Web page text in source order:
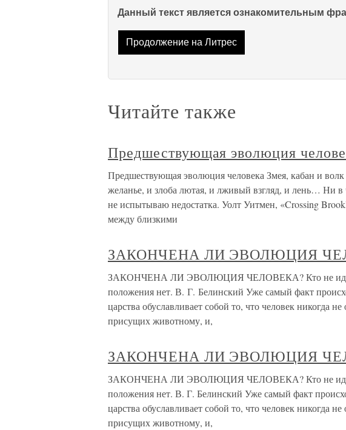
Данный текст является ознакомительным
Продолжение на Литрес
Читайте также
Предшествующая эволюция
Предшествующая эволюция человека Змея, кабан и
желанье, и злоба лютая, и лживый взгляд, и лень… Ни в
не испытываю недостатка. Уолт Уитмен, «Crossing
между близкими
ЗАКОНЧЕНА ЛИ ЭВОЛЮЦИЯ
ЗАКОНЧЕНА ЛИ ЭВОЛЮЦИЯ ЧЕЛОВЕКА? Кто не идет
положения нет. В. Г. Белинский Уже самый факт
царства обуславливает собой то, что человек никогда
присущих животному, и,
ЗАКОНЧЕНА ЛИ ЭВОЛЮЦИЯ
ЗАКОНЧЕНА ЛИ ЭВОЛЮЦИЯ ЧЕЛОВЕКА? Кто не идет
положения нет. В. Г. Белинский Уже самый факт
царства обуславливает собой то, что человек никогда
присущих животному, и,